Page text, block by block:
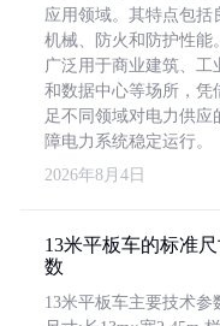
应用领域。其特点包括
机械、防火和防护性能
广泛用于商业建筑、工
和数据中心等场所，凭
足不同领域对电力供应
障电力系统稳定运行。
2026年8月4日
13米平板车的标准
数
13米平板车主要技术参